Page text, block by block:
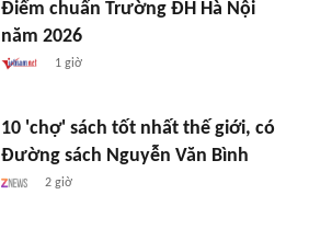
Điểm chuẩn Trường ĐH Hà Nội
năm 2026
1 giờ
10 'chợ' sách tốt nhất thế giới, có
Đường sách Nguyễn Văn Bình
2 giờ